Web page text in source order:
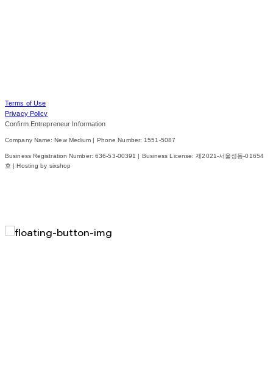
Terms of Use
Privacy Policy
Confirm Entrepreneur Information
Company Name: New Medium | Phone Number: 1551-5087
Business Registration Number: 636-53-00391 | Business License:제2021-서울성동-01654
호 | Hosting by sixshop